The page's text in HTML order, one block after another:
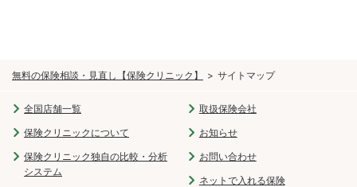
無料の保険相談・見直し【保険クリニック】 サイトマップ
全国店舗一覧
保険クリニックについて
保険クリニック独自の比較・分析
システム
取扱保険会社
お知らせ
お問い合わせ
ネットで入れる保険